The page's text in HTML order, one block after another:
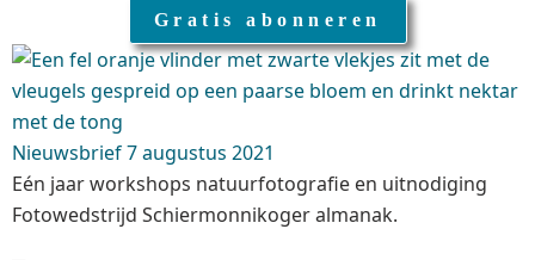
Gratis abonneren
Nieuwsbrief 7 augustus 2021
Eén jaar workshops natuurfotografie en uitnodiging
Fotowedstrijd Schiermonnikoger almanak.